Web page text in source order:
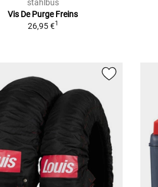
stahlbus
Vis De Purge Freins
26,95 €1